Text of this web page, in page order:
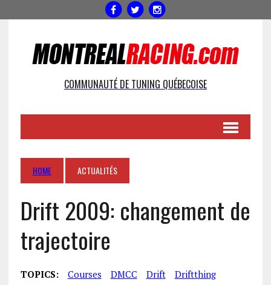
COMMUNAUTÉ DE TUNING QUÉBECOISE
HOME ACTUALITÉS
Drift 2009: changement de
trajectoire
TOPICS: Courses DMCC Drift
Driftthing